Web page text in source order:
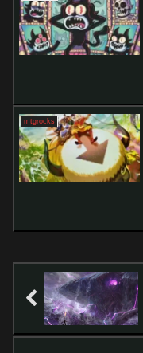
mtgrocks